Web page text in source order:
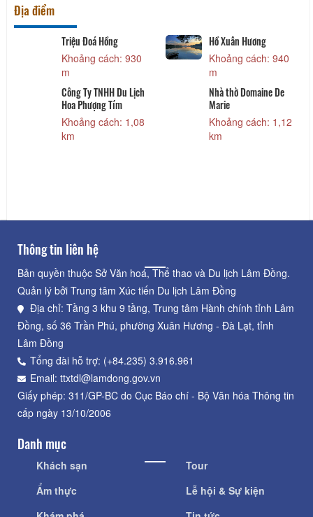
Địa điểm
Triệu Đoá Hồng
Khoảng cách: 930
m
Hồ Xuân Hương
Khoảng cách: 940
m
Công Ty TNHH Du Lịch
Hoa Phượng Tím
Khoảng cách: 1,08
km
Nhà thờ Domaine De
Marie
Khoảng cách: 1,12
km
Thông tin liên hệ
Bản quyền thuộc Sở Văn hoá, Thể thao và Du lịch Lâm Đồng.
Quản lý bởi Trung tâm Xúc tiến Du lịch Lâm Đồng
Địa chỉ: Tầng 3 khu 9 tầng, Trung tâm Hành chính tỉnh Lâm
Đồng, số 36 Trần Phú, phường Xuân Hương - Đà Lạt, tỉnh
Lâm Đồng
Tổng đài hỗ trợ: (+84.235) 3.916.961
Email: ttxtdl@lamdong.gov.vn
Giấy phép: 311/GP-BC do Cục Báo chí - Bộ Văn hóa Thông tin
cấp ngày 13/10/2006
Danh mục
Khách sạn
Ẩm thực
Tour
Lễ hội & Sự kiện